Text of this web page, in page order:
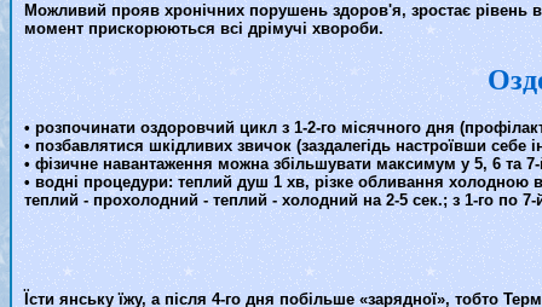
Можливий прояв хронічних порушень здоров'я, зростає рівень
момент прискорюються всі дрімучі хвороби.
• розпочинати оздоровчий цикл з 1-2-го місячного дня
• позбавлятися шкідливих звичок (заздалегідь настроївши себе
• фізичне навантаження можна збільшувати максимум у 5, 6 та 7-
• водні процедури: теплий душ 1 хв, різке обливання холодною
теплий - прохолодний - теплий - холодний на 2-5 сек.; з 1-го по 7-
Їсти янську їжу, а після 4-го дня побільше «зарядної», тобто